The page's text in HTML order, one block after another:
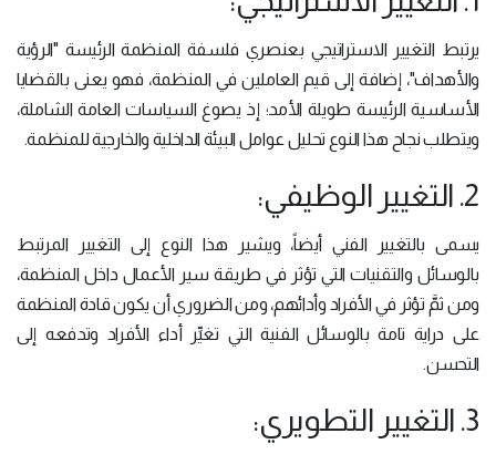
يرتبط التغيير الاستراتيجي بعنصري فلسفة المنظمة الرئيسة "الرؤية
والأهداف"، إضافة إلى قيم العاملين في المنظمة، فهو يعنى بالقضايا
الأساسية الرئيسة طويلة الأمد؛ إذ يصوغ السياسات العامة الشاملة،
ويتطلب نجاح هذا النوع تحليل عوامل البيئة الداخلية والخارجية للمنظمة.
2. التغيير الوظيفي:
يسمى بالتغيير الفني أيضاً، ويشير هذا النوع إلى التغيير المرتبط
بالوسائل والتقنيات التي تؤثر في طريقة سير الأعمال داخل المنظمة،
ومن ثمَّ تؤثر في الأفراد وأدائهم، ومن الضروري أن يكون قادة المنظمة
على دراية تامة بالوسائل الفنية التي تغيِّر أداء الأفراد وتدفعه إلى
التحسن.
3. التغيير التطويري: